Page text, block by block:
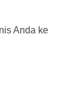
Anda ke